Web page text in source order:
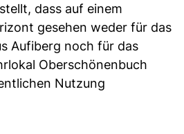
dass auf einem
gesehen weder für das
Aufiberg noch für das
Oberschönenbuch
Nutzung